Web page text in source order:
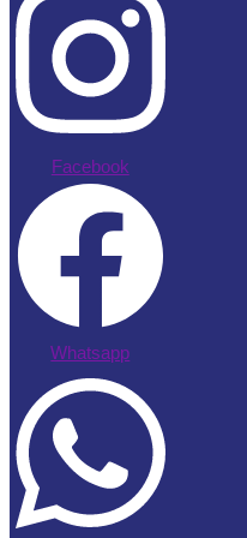
Facebook
Whatsapp